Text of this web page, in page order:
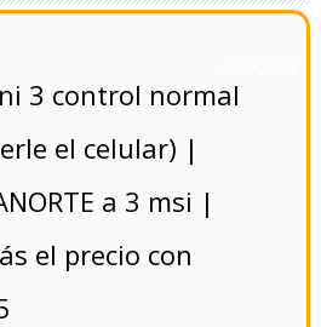
3 control normal
el celular) |
a 3 msi |
el precio con